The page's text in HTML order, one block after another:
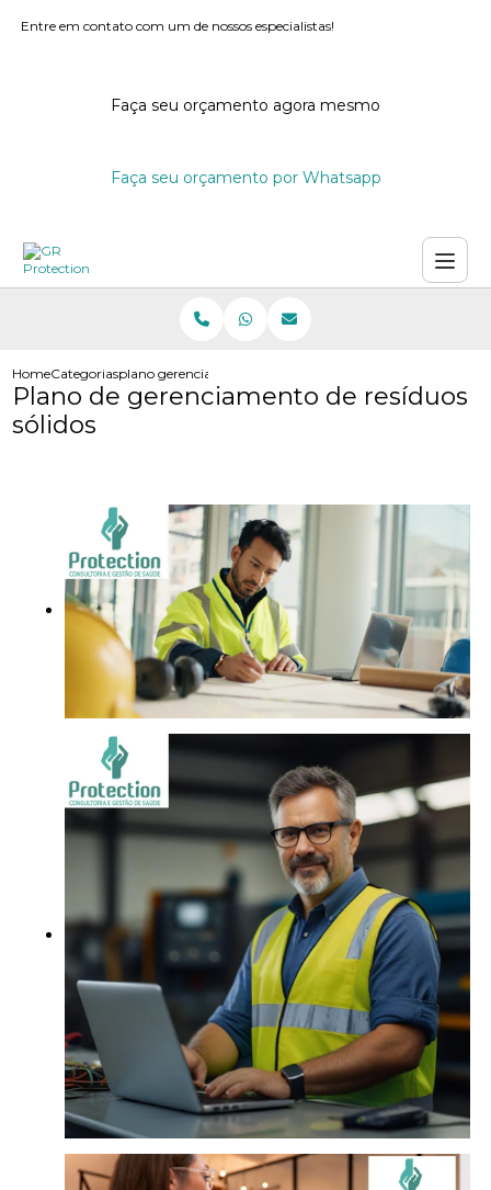
Entre em contato com um de nossos especialistas!
Faça seu orçamento agora mesmo
Faça seu orçamento por Whatsapp
HomeCategoriasplano gerenciamento residuos solidos
Plano de gerenciamento de resíduos
sólidos